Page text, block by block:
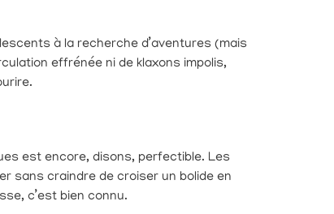
à la recherche d’aventures (mais
effrénée ni de klaxons impolis,
est encore, disons, perfectible. Les
sans craindre de croiser un bolide en
c’est bien connu.